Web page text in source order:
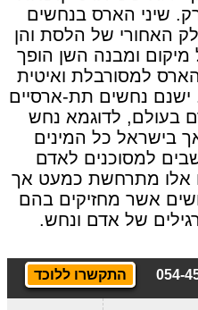
שיני הארס בנחשים
האחורי של הלסת והן
מיקום ומבנה השן הופך
למסורבלת ואיטית
נחשים תת-ארסיים
בעולם, לדוגמא נחש
בישראל כל המינים
למסוכנים לאדם
אלו מתרחשת כמעט אך
אשר מחזיקים בהם
של אדם ונחש.
054- התקשרו ללוכד